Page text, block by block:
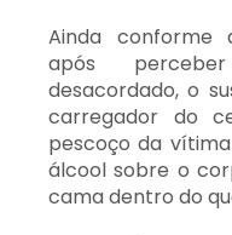
Ainda conforme
após
desacordado, o
carregador do
pescoço da
álcool sobre o
cama dentro do